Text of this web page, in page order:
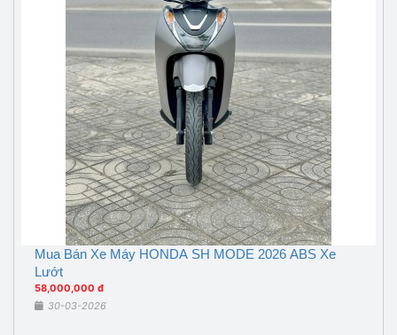
Mua Bán Xe Máy HONDA SH MODE 2026 ABS Xe
Lướt
58,000,000 đ
30-03-2026